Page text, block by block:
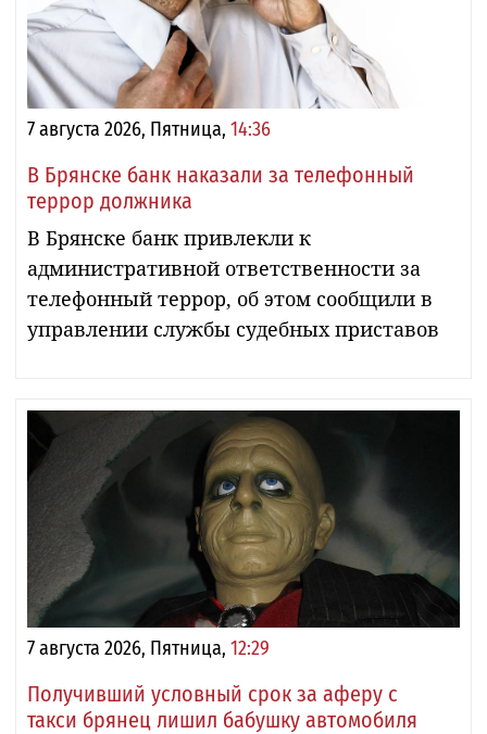
7 августа 2026, Пятница, 14:36
В Брянске банк наказали за телефонный
террор должника
В Брянске банк привлекли к
административной ответственности за
телефонный террор, об этом сообщили в
управлении службы судебных приставов
7 августа 2026, Пятница, 12:29
Получивший условный срок за аферу с
такси брянец лишил бабушку автомобиля